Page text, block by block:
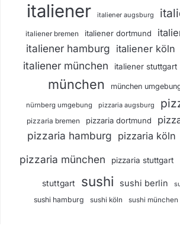
italiener italiener augsburg
italiener bremen italiener dortmund
italiener hamburg italiener köln
italiener münchen italiener stuttgart
münchen münchen
nürnberg umgebung pizzaria augsburg
pizzaria bremen pizzaria dortmund
pizzaria hamburg pizzaria köln
pizzaria münchen pizzaria stuttgart
stuttgart sushi sushi berlin
sushi hamburg sushi köln sushi münchen